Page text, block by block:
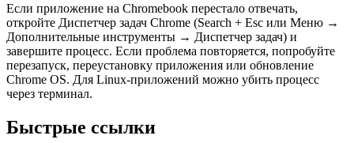
Если приложение на Chromebook перестало отвечать,
откройте Диспетчер задач Chrome (Search + Esc или Меню →
Дополнительные инструменты → Диспетчер задач) и
завершите процесс. Если проблема повторяется, попробуйте
перезапуск, переустановку приложения или обновление
Chrome OS. Для Linux-приложений можно убить процесс
через терминал.
Быстрые ссылки